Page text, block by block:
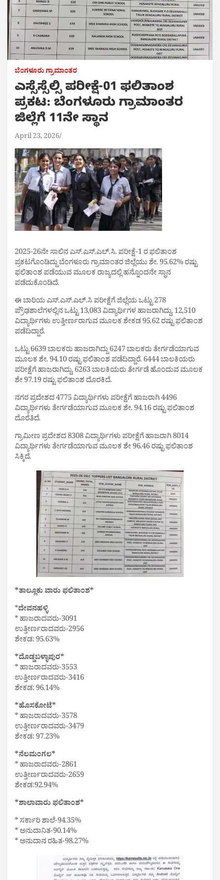
ಬೆಂಗಳೂರು ಗ್ರಾಮಾಂತರ
ಎಸ್ಸೆಸ್ಸೆಲ್ಸಿ ಪರೀಕ್ಷೆ-01 ಫಲಿತಾಂಶ
ಪ್ರಕಟ: ಬೆಂಗಳೂರು ಗ್ರಾಮಾಂತರ
ಜಿಲ್ಲೆಗೆ 11ನೇ ಸ್ಥಾನ
April 23, 2026
2025-26ನೇ ಸಾಲಿನ ಎಸ್.ಎಸ್.ಎಲ್.ಸಿ. ಪರೀಕ್ಷೆ-1 ರ ಫಲಿತಾಂಶ
ಪ್ರಕಟಗೊಂಡಿದ್ದು ಬೆಂಗಳೂರು ಗ್ರಾಮಾಂತರ ಜಿಲ್ಲೆಯು ಶೇ. 95.62% ರಷ್ಟು
ಫಲಿತಾಂಶ ಪಡೆಯುವ ಮೂಲಕ ರಾಜ್ಯದಲ್ಲಿ ಹನ್ನೊಂದನೇ ಸ್ಥಾನ
ಪಡೆದುಕೊಂಡಿದೆ.
ಈ ಬಾರಿಯ ಎಸ್.ಎಸ್.ಎಲ್.ಸಿ ಪರೀಕ್ಷೆಗೆ ಜಿಲ್ಲೆಯ ಒಟ್ಟು 278
ಪ್ರೌಢಶಾಲೆಗಳಲ್ಲಿನ ಒಟ್ಟು 13,083 ವಿದ್ಯಾರ್ಥಿಗಳ ಹಾಜರಾಗಿದ್ದು, 12,510
ವಿದ್ಯಾರ್ಥಿಗಳು ಉತ್ತೀರ್ಣರಾಗುವ ಮೂಲಕ ಶೇಕಡ 95.62 ರಷ್ಟು ಫಲಿತಾಂಶ
ಪಡೆದಿದ್ದಾರೆ.
ಒಟ್ಟು 6639 ಬಾಲಕರು ಹಾಜರಾಗಿದ್ದು 6247 ಬಾಲಕರು ತೇರ್ಗಡೆಯಾಗುವ
ಮೂಲಕ ಶೇ. 94.10 ರಷ್ಟು ಫಲಿತಾಂಶ ಪಡೆದಿದ್ದಾರೆ. 6444 ಬಾಲಕಿಯರು
ಪರೀಕ್ಷೆಗೆ ಹಾಜರಾಗಿದ್ದು, 6263 ಬಾಲಕಿಯರು ತೇರ್ಗಡೆ ಹೊಂದುವ ಮೂಲಕ
ಶೇ 97.19 ರಷ್ಟು ಫಲಿತಾಂಶ ದೊರಕಿದೆ.
ನಗರ ಪ್ರದೇಶದ 4775 ವಿದ್ಯಾರ್ಥಿಗಳು ಪರೀಕ್ಷೆಗೆ ಹಾಜರಾಗಿ 4496
ವಿದ್ಯಾರ್ಥಿಗಳು ತೇರ್ಗಡೆಯಾಗುವ ಮೂಲಕ ಶೇ. 94.16 ರಷ್ಟು ಫಲಿತಾಂಶ
ದೊರೆತಿದೆ.
ಗ್ರಾಮೀಣ ಪ್ರದೇಶದ 8308 ವಿದ್ಯಾರ್ಥಿಗಳು ಪರೀಕ್ಷೆಗೆ ಹಾಜರಾಗಿ 8014
ವಿದ್ಯಾರ್ಥಿಗಳು ತೇರ್ಗಡೆಯಾಗುವ ಮೂಲಕ ಶೇ 96.46 ರಷ್ಟು ಫಲಿತಾಂಶ
ಸಿಕ್ಕಿದೆ.
*ತಾಲ್ಲೂಕು ವಾರು ಫಲಿತಾಂಶ*
*ದೇವನಹಳ್ಳಿ
* ಹಾಜರಾದವರು-3091
ಉತ್ತೀರ್ಣರಾದವರು-2956
ಶೇಕಡ: 95.63%
*ದೊಡ್ಡಬಳ್ಳಾಪುರ*
* ಹಾಜರಾದವರು-3553
ಉತ್ತೀರ್ಣರಾದವರು-3416
ಶೇಕಡ: 96.14%
*ಹೊಸಕೋಟೆ*
* ಹಾಜರಾದವರು-3578
ಉತ್ತೀರ್ಣರಾದವರು-3479
ಶೇಕಡ: 97.23%
*ನೆಲಮಂಗಲ*
* ಹಾಜರಾದವರು-2861
ಉತ್ತೀರ್ಣರಾದವರು-2659
ಶೇಕಡ:92.94%
*ಶಾಲಾವಾರು ಫಲಿತಾಂಶ*
* ಸರ್ಕಾರಿ ಶಾಲೆ-94.35%
* ಅನುದಾನಿತ-90.14%
* ಅನುದಾನ ರಹಿತ-98.27%